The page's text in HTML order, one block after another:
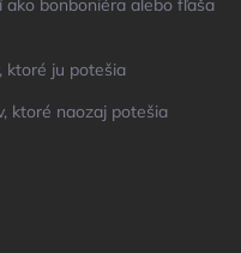
ako bonboniéra alebo fľaša
ktoré ju potešia
ktoré naozaj potešia